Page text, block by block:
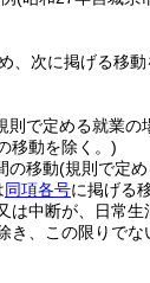
、次に掲げる移
で定める就業の
移動を除く。)
の移動(規則で定
同項各号に掲げる
は中断が、日常
、この限りでな